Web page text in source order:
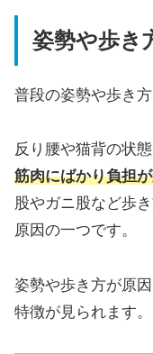
姿勢や歩き
普段の姿勢や歩き
反り腰や猫背の状
筋肉にばかり負担
股やガニ股など歩
原因の一つです。
姿勢や歩き方が原
特徴が見られます。